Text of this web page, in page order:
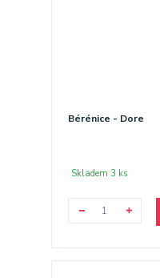
Bérénice - Dore
Skladem 3 ks